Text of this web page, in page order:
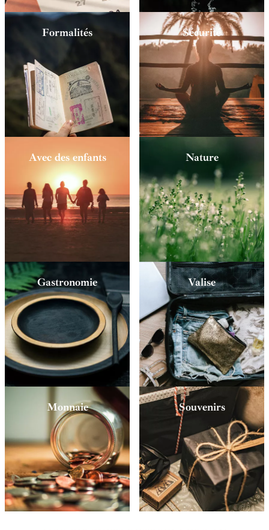
Formalités Sécurité
Avec des enfants Nature
Gastronomie Valise
Monnaie Souvenirs